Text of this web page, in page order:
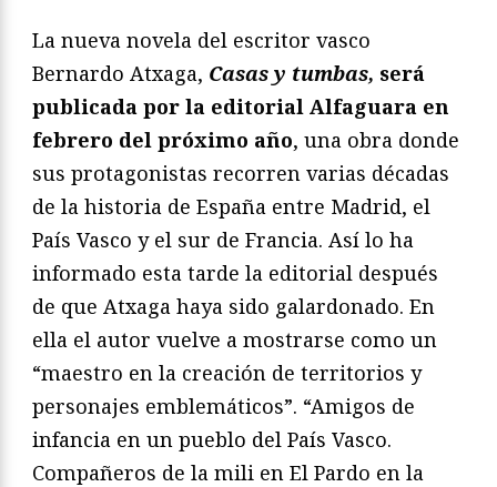
La nueva novela del escritor vasco
Bernardo Atxaga, Casas y tumbas, será
publicada por la editorial Alfaguara en
febrero del próximo año, una obra donde
sus protagonistas recorren varias décadas
de la historia de España entre Madrid, el
País Vasco y el sur de Francia. Así lo ha
informado esta tarde la editorial después
de que Atxaga haya sido galardonado. En
ella el autor vuelve a mostrarse como un
“maestro en la creación de territorios y
personajes emblemáticos”. “Amigos de
infancia en un pueblo del País Vasco.
Compañeros de la mili en El Pardo en la